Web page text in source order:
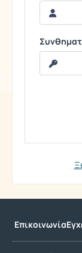
Επικοινωνία